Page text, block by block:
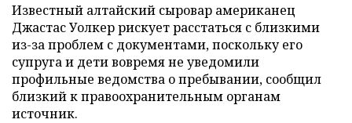
Известный алтайский сыровар американец
Джастас Уолкер рискует расстаться с близкими
из-за проблем с документами, поскольку его
супруга и дети вовремя не уведомили
профильные ведомства о пребывании, сообщил
близкий к правоохранительным органам
источник.